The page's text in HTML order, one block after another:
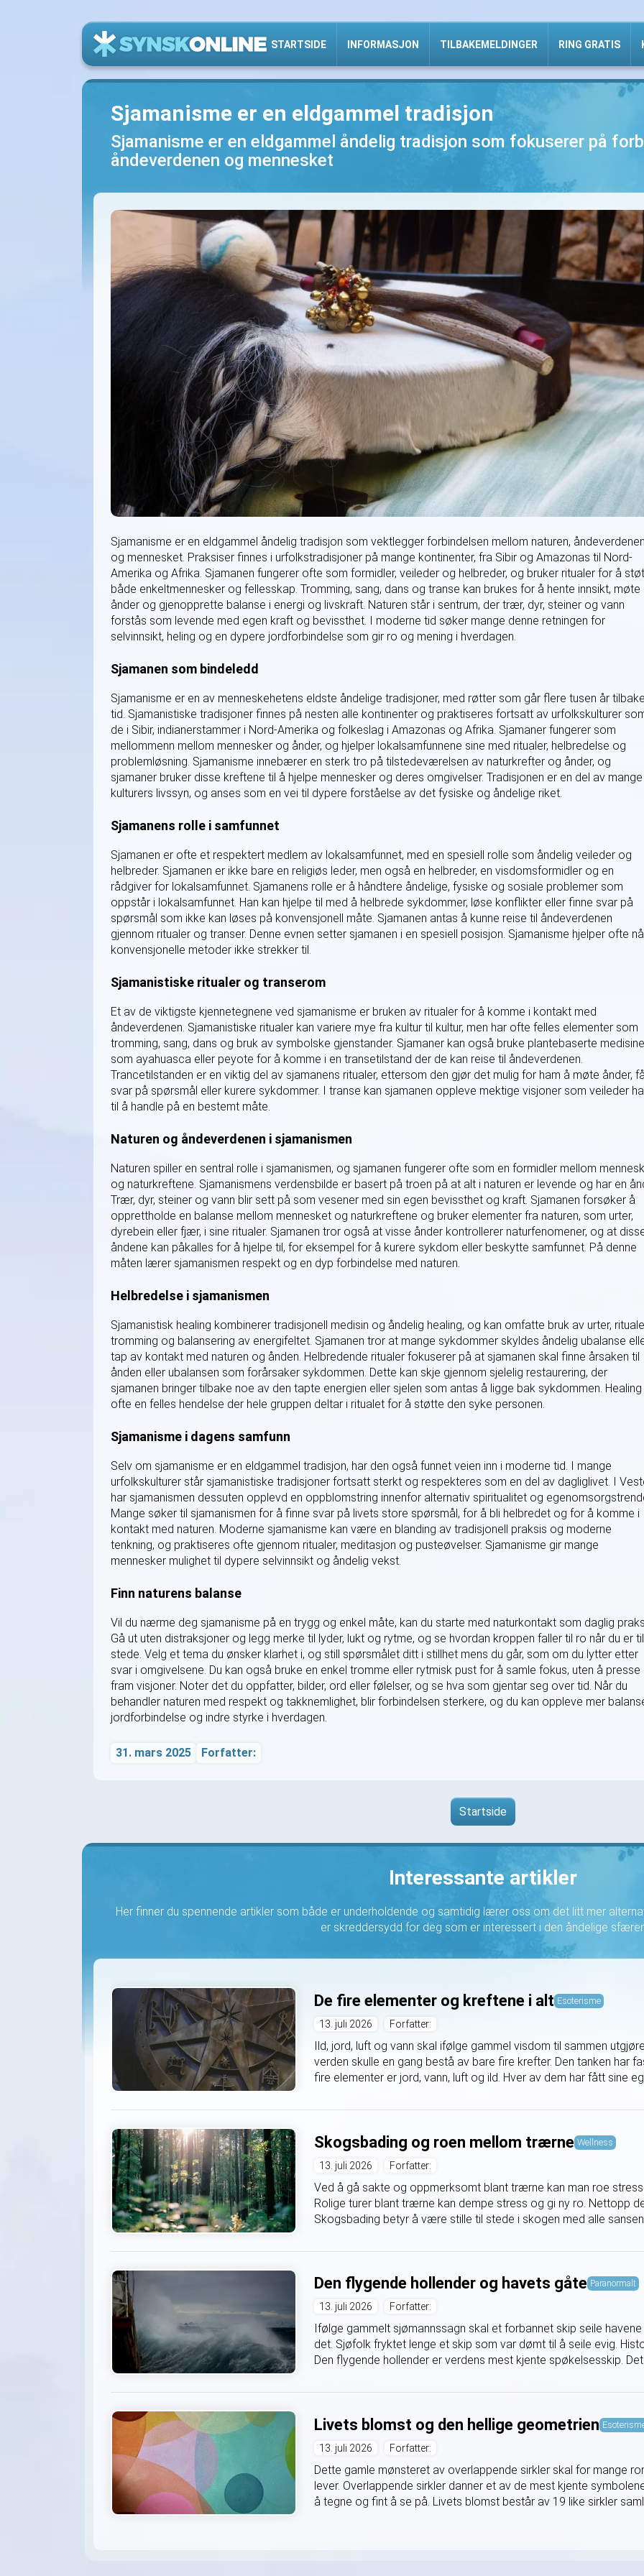
STARTSIDE INFORMASJON TILBAKEMELDINGER RING GRATIS
Sjamanisme er en eldgammel tradisjon
Sjamanisme er en eldgammel åndelig tradisjon som fokuserer på
åndeverdenen og mennesket
Sjamanisme er en eldgammel åndelig tradisjon som vektlegger forbindelsen mellom naturen, åndeverdenen
og mennesket. Praksiser finnes i urfolkstradisjoner på mange kontinenter, fra Sibir og Amazonas til Nord-
Amerika og Afrika. Sjamanen fungerer ofte som formidler, veileder og helbreder, og bruker ritualer for å
både enkeltmennesker og fellesskap. Tromming, sang, dans og transe kan brukes for å hente innsikt, møte
ånder og gjenopprette balanse i energi og livskraft. Naturen står i sentrum, der trær, dyr, steiner og vann
forstås som levende med egen kraft og bevissthet. I moderne tid søker mange denne retningen for
selvinnsikt, heling og en dypere jordforbindelse som gir ro og mening i hverdagen.
Sjamanen som bindeledd
Sjamanisme er en av menneskehetens eldste åndelige tradisjoner, med røtter som går flere tusen år
tid. Sjamanistiske tradisjoner finnes på nesten alle kontinenter og praktiseres fortsatt av urfolkskulturer
de i Sibir, indianerstammer i Nord-Amerika og folkeslag i Amazonas og Afrika. Sjamaner fungerer som
mellommenn mellom mennesker og ånder, og hjelper lokalsamfunnene sine med ritualer, helbredelse og
problemløsning. Sjamanisme innebærer en sterk tro på tilstedeværelsen av naturkrefter og ånder, og
sjamaner bruker disse kreftene til å hjelpe mennesker og deres omgivelser. Tradisjonen er en del av mange
kulturers livssyn, og anses som en vei til dypere forståelse av det fysiske og åndelige riket.
Sjamanens rolle i samfunnet
Sjamanen er ofte et respektert medlem av lokalsamfunnet, med en spesiell rolle som åndelig veileder og
helbreder. Sjamanen er ikke bare en religiøs leder, men også en helbreder, en visdomsformidler og en
rådgiver for lokalsamfunnet. Sjamanens rolle er å håndtere åndelige, fysiske og sosiale problemer som
oppstår i lokalsamfunnet. Han kan hjelpe til med å helbrede sykdommer, løse konflikter eller finne svar på
spørsmål som ikke kan løses på konvensjonell måte. Sjamanen antas å kunne reise til åndeverdenen
gjennom ritualer og transer. Denne evnen setter sjamanen i en spesiell posisjon. Sjamanisme hjelper ofte
konvensjonelle metoder ikke strekker til.
Sjamanistiske ritualer og transerom
Et av de viktigste kjennetegnene ved sjamanisme er bruken av ritualer for å komme i kontakt med
åndeverdenen. Sjamanistiske ritualer kan variere mye fra kultur til kultur, men har ofte felles elementer som
tromming, sang, dans og bruk av symbolske gjenstander. Sjamaner kan også bruke plantebaserte
som ayahuasca eller peyote for å komme i en transetilstand der de kan reise til åndeverdenen.
Trancetilstanden er en viktig del av sjamanens ritualer, ettersom den gjør det mulig for ham å møte ånder, få
svar på spørsmål eller kurere sykdommer. I transe kan sjamanen oppleve mektige visjoner som veileder
til å handle på en bestemt måte.
Naturen og åndeverdenen i sjamanismen
Naturen spiller en sentral rolle i sjamanismen, og sjamanen fungerer ofte som en formidler mellom
og naturkreftene. Sjamanismens verdensbilde er basert på troen på at alt i naturen er levende og har en
Trær, dyr, steiner og vann blir sett på som vesener med sin egen bevissthet og kraft. Sjamanen forsøker å
opprettholde en balanse mellom mennesket og naturkreftene og bruker elementer fra naturen, som urter,
dyrebein eller fjær, i sine ritualer. Sjamanen tror også at visse ånder kontrollerer naturfenomener, og at
åndene kan påkalles for å hjelpe til, for eksempel for å kurere sykdom eller beskytte samfunnet. På denne
måten lærer sjamanismen respekt og en dyp forbindelse med naturen.
Helbredelse i sjamanismen
Sjamanistisk healing kombinerer tradisjonell medisin og åndelig healing, og kan omfatte bruk av urter,
tromming og balansering av energifeltet. Sjamanen tror at mange sykdommer skyldes åndelig ubalanse
tap av kontakt med naturen og ånden. Helbredende ritualer fokuserer på at sjamanen skal finne årsaken til
ånden eller ubalansen som forårsaker sykdommen. Dette kan skje gjennom sjelelig restaurering, der
sjamanen bringer tilbake noe av den tapte energien eller sjelen som antas å ligge bak sykdommen.
ofte en felles hendelse der hele gruppen deltar i ritualet for å støtte den syke personen.
Sjamanisme i dagens samfunn
Selv om sjamanisme er en eldgammel tradisjon, har den også funnet veien inn i moderne tid. I mange
urfolkskulturer står sjamanistiske tradisjoner fortsatt sterkt og respekteres som en del av dagliglivet. I
har sjamanismen dessuten opplevd en oppblomstring innenfor alternativ spiritualitet og
Mange søker til sjamanismen for å finne svar på livets store spørsmål, for å bli helbredet og for å komme i
kontakt med naturen. Moderne sjamanisme kan være en blanding av tradisjonell praksis og moderne
tenkning, og praktiseres ofte gjennom ritualer, meditasjon og pusteøvelser. Sjamanisme gir mange
mennesker mulighet til dypere selvinnsikt og åndelig vekst.
Finn naturens balanse
Vil du nærme deg sjamanisme på en trygg og enkel måte, kan du starte med naturkontakt som daglig
Gå ut uten distraksjoner og legg merke til lyder, lukt og rytme, og se hvordan kroppen faller til ro når du er til
stede. Velg et tema du ønsker klarhet i, og still spørsmålet ditt i stillhet mens du går, som om du lytter etter
svar i omgivelsene. Du kan også bruke en enkel tromme eller rytmisk pust for å samle fokus, uten å presse
fram visjoner. Noter det du oppfatter, bilder, ord eller følelser, og se hva som gjentar seg over tid. Når du
behandler naturen med respekt og takknemlighet, blir forbindelsen sterkere, og du kan oppleve mer
jordforbindelse og indre styrke i hverdagen.
31. mars 2025 Forfatter:
Startside
Interessante artikler
Her finner du spennende artikler som både er underholdende og samtidig lærer oss om det litt mer
er skreddersydd for deg som er interessert i den åndelige
De fire elementer og kreftene i alt Esoterisme
13. juli 2026 Forfatter:
Ild, jord, luft og vann skal ifølge gammel visdom til sammen
verden skulle en gang bestå av bare fire krefter. Den tanken har
fire elementer er jord, vann, luft og ild. Hver av dem har fått sine
Skogsbading og roen mellom trærne Wellness
13. juli 2026 Forfatter:
Ved å gå sakte og oppmerksomt blant trærne kan man roe
Rolige turer blant trærne kan dempe stress og gi ny ro. Nettopp
Skogsbading betyr å være stille til stede i skogen med alle
Den flygende hollender og havets gåte Paranormalt
13. juli 2026 Forfatter:
Ifølge gammelt sjømannssagn skal et forbannet skip seile
det. Sjøfolk fryktet lenge et skip som var dømt til å seile evig.
Den flygende hollender er verdens mest kjente spøkelsesskip. Det
Livets blomst og den hellige geometrien
13. juli 2026 Forfatter:
Dette gamle mønsteret av overlappende sirkler skal for mange
lever. Overlappende sirkler danner et av de mest kjente
å tegne og fint å se på. Livets blomst består av 19 like sirkler